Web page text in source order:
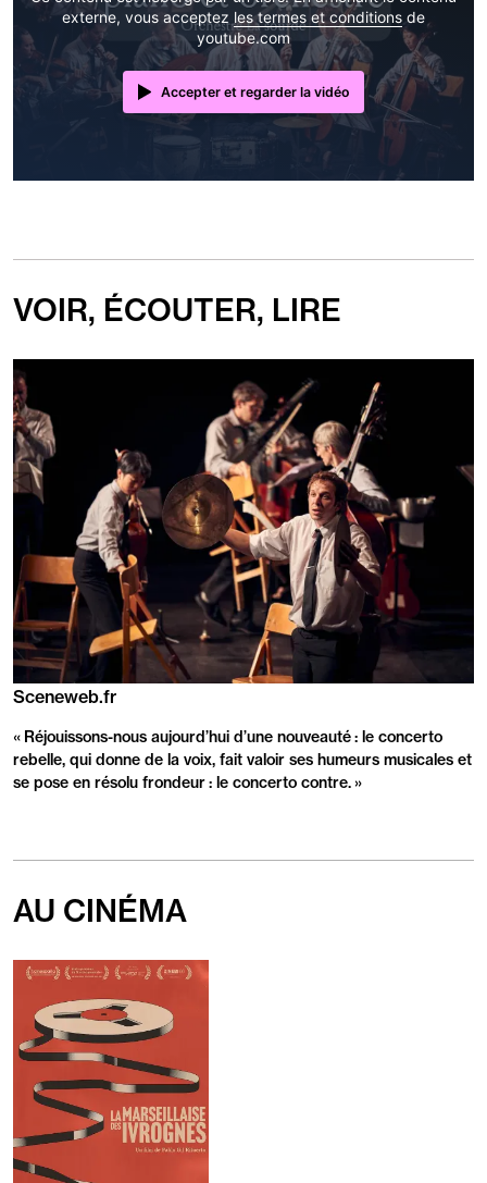
externe, vous acceptez les termes et conditions de
youtube.com
Accepter et regarder la vidéo
VOIR, ÉCOUTER, LIRE
Diaporama
de
4
Images
Revue
presse
« Réjouissons-nous aujourd’hui d’une nouveauté : le concerto
rebelle, qui donne de la voix, fait valoir ses humeurs musicales et
se pose en résolu frondeur : le concerto contre. »
Sceneweb.fr
AU CINÉMA
En
plus